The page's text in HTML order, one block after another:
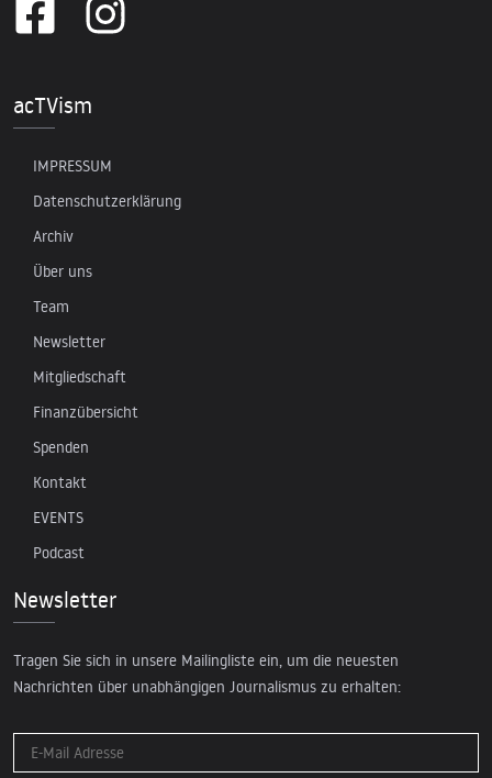
acTVism
IMPRESSUM
Datenschutzerklärung
Archiv
Über uns
Team
Newsletter
Mitgliedschaft
Finanzübersicht
Spenden
Kontakt
EVENTS
Podcast
Newsletter
Tragen Sie sich in unsere Mailingliste ein, um die neuesten
Nachrichten über unabhängigen Journalismus zu erhalten: